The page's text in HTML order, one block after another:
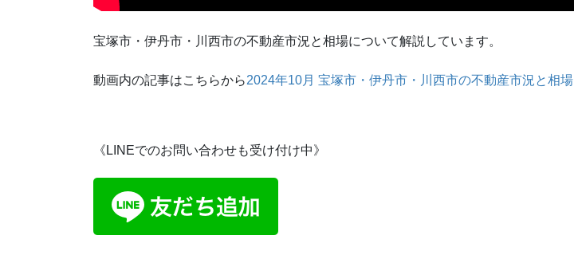
宝塚市・伊丹市・川西市の不動産市況と相場について解説しています。
動画内の記事はこちらから2024年10月 宝塚市・伊丹市・川西市の不動産市況と相場
《LINEでのお問い合わせも受け付け中》